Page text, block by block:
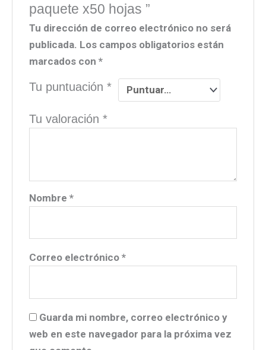
paquete x50 hojas ”
Tu dirección de correo electrónico no será
publicada. Los campos obligatorios están
marcados con*
Tu puntuación*
Tu valoración*
Nombre*
Correo electrónico*
Guarda mi nombre, correo electrónico y
web en este navegador para la próxima vez